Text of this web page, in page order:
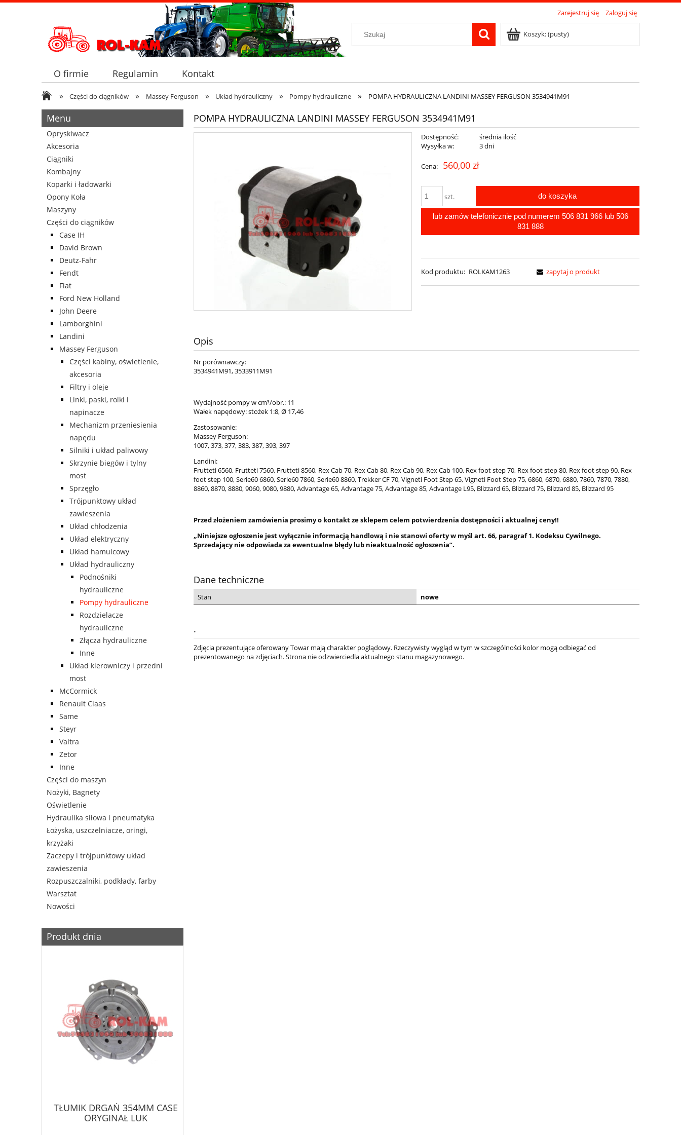
Zarejestruj się Zaloguj się
Koszyk:(pusty)
O firmie Regulamin Kontakt
» Części do ciągników » Massey Ferguson » Układ hydrauliczny » Pompy hydrauliczne » POMPA HYDRAULICZNA LANDINI MASSEY FERGUSON 3534941M91
Menu
Opryskiwacz
Akcesoria
Ciągniki
Kombajny
Koparki i ładowarki
Opony Koła
Maszyny
Części do ciągników
Case IH
David Brown
Deutz-Fahr
Fendt
Fiat
Ford New Holland
John Deere
Lamborghini
Landini
Massey Ferguson
Części kabiny, oświetlenie,
akcesoria
Filtry i oleje
Linki, paski, rolki i
napinacze
Mechanizm przeniesienia
napędu
Silniki i układ paliwowy
Skrzynie biegów i tylny
most
Sprzęgło
Trójpunktowy układ
zawieszenia
Układ chłodzenia
Układ elektryczny
Układ hamulcowy
Układ hydrauliczny
Podnośniki
hydrauliczne
Pompy hydrauliczne
Rozdzielacze
hydrauliczne
Złącza hydrauliczne
Inne
Układ kierowniczy i przedni
most
McCormick
Renault Claas
Same
Steyr
Valtra
Zetor
Inne
Części do maszyn
Nożyki, Bagnety
Oświetlenie
Hydraulika siłowa i pneumatyka
Łożyska, uszczelniacze, oringi,
krzyżaki
Zaczepy i trójpunktowy układ
zawieszenia
Rozpuszczalniki, podkłady, farby
Warsztat
Nowości
Produkt dnia
TŁUMIK DRGAŃ 354MM CASE
ORYGINAŁ LUK
POMPA HYDRAULICZNA LANDINI MASSEY FERGUSON 3534941M91
Dostępność:
średnia ilość
Wysyłka w:
3 dni
Cena: 560,00 zł
szt. do koszyka
lub zamów telefonicznie pod numerem 506 831 966lub 506
831 888
Kod produktu: ROLKAM1263 zapytaj o produkt
Opis
Nr porównawczy:
3534941M91, 3533911M91
Wydajność pompy w cm³/obr.: 11
Wałek napędowy: stożek 1:8, Ø 17,46
Zastosowanie:
Massey Ferguson:
1007, 373, 377, 383, 387, 393, 397
Landini:
Frutteti 6560, Frutteti 7560, Frutteti 8560, Rex Cab 70, Rex Cab 80, Rex Cab 90, Rex Cab 100, Rex foot step 70, Rex foot step 80, Rex foot step 90, Rex
foot step 100, Serie60 6860, Serie60 7860, Serie60 8860, Trekker CF 70, Vigneti Foot Step 65, Vigneti Foot Step 75, 6860, 6870, 6880, 7860, 7870, 7880,
8860, 8870, 8880, 9060, 9080, 9880, Advantage 65, Advantage 75, Advantage 85, Advantage L95, Blizzard 65, Blizzard 75, Blizzard 85, Blizzard 95
Przed złożeniem zamówienia prosimy o kontakt ze sklepem celem potwierdzenia dostępności i aktualnej ceny!!
„Niniejsze ogłoszenie jest wyłącznie informacją handlową i nie stanowi oferty w myśl art. 66, paragraf 1. Kodeksu Cywilnego.
Sprzedający nie odpowiada za ewentualne błędy lub nieaktualność ogłoszenia”.
Dane techniczne
Stan nowe
.
Zdjęcia prezentujące oferowany Towar mają charakter poglądowy. Rzeczywisty wygląd w tym w szczególności kolor mogą odbiegać od
prezentowanego na zdjęciach. Strona nie odzwierciedla aktualnego stanu magazynowego.